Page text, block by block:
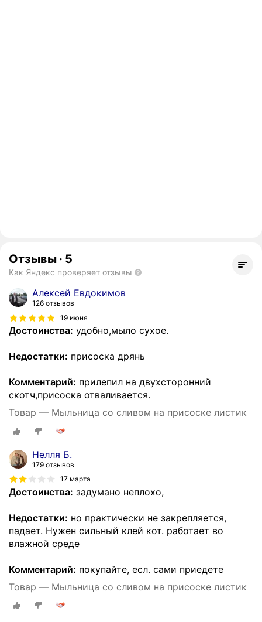
Отзывы · 5
Как Яндекс проверяет отзывы
Алексей Евдокимов
126 отзывов
19 июня
Достоинства: удобно,мыло сухое.
Недостатки: присоска дрянь
Комментарий: прилепил на двухсторонний
скотч,присоска отваливается.
Товар — Мыльница со сливом на присоске листик
Нелля Б.
179 отзывов
17 марта
Достоинства: задумано неплохо,
Недостатки: но практически не закрепляется,
падает. Нужен сильный клей кот. работает во
влажной среде
Комментарий: покупайте, есл. сами приедете
Товар — Мыльница со сливом на присоске листик